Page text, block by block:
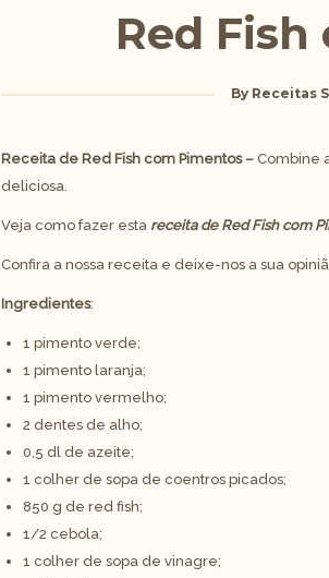
Red
By Receitas
Receita de Red Fish com Pimentos – Combine
deliciosa.
Veja como fazer esta receita de Red Fish com
Confira a nossa receita e deixe-nos a sua
Ingredientes:
1 pimento verde;
1 pimento laranja;
1 pimento vermelho;
2 dentes de alho;
0,5 dl de azeite;
1 colher de sopa de coentros picados;
850 g de red fish;
1/2 cebola;
1 colher de sopa de vinagre;